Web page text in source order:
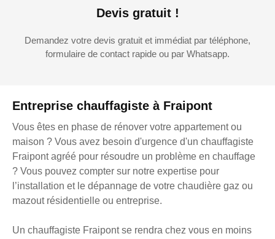
Entreprise chauffagiste à Fraipont
Vous êtes en phase de rénover votre appartement ou
maison ? Vous avez besoin d'urgence d'un chauffagiste
Fraipont agréé pour résoudre un problème en chauffage
? Vous pouvez compter sur notre expertise pour
l’installation et le dépannage de votre chaudière gaz ou
mazout résidentielle ou entreprise.
Un chauffagiste Fraipont se rendra chez vous en moins
Devis gratuit !
Demandez votre devis gratuit et immédiat par téléphone,
formulaire de contact rapide ou par Whatsapp.